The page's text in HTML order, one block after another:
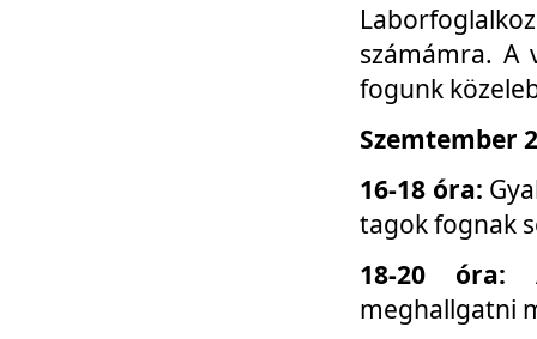
számámra. A
fogunk
Szemtember
16-18 óra:
tagok fognak
18-20 óra:
meghallgatni